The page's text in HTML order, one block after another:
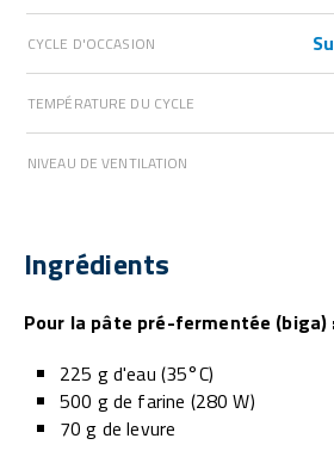
CYCLE D'OCCASION
TEMPÉRATURE DU CYCLE
NIVEAU DE VENTILATION
Ingrédients
Pour la pâte pré-fermentée (biga)
225 g d'eau (35°C)
500 g de farine (280 W)
70 g de levure